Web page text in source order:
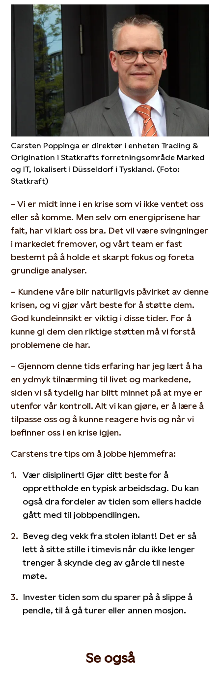
Carsten Poppinga er direktør i enheten Trading &
Origination i Statkrafts forretningsområde Marked
og IT, lokalisert i Düsseldorf i Tyskland. (Foto:
Statkraft)
– Vi er midt inne i en krise som vi ikke ventet oss
eller så komme. Men selv om energiprisene har
falt, har vi klart oss bra. Det vil være svingninger
i markedet fremover, og vårt team er fast
bestemt på å holde et skarpt fokus og foreta
grundige analyser.
– Kundene våre blir naturligvis påvirket av denne
krisen, og vi gjør vårt beste for å støtte dem.
God kundeinnsikt er viktig i disse tider. For å
kunne gi dem den riktige støtten må vi forstå
problemene de har.
– Gjennom denne tids erfaring har jeg lært å ha
en ydmyk tilnærming til livet og markedene,
siden vi så tydelig har blitt minnet på at mye er
utenfor vår kontroll. Alt vi kan gjøre, er å lære å
tilpasse oss og å kunne reagere hvis og når vi
befinner oss i en krise igjen.
Carstens tre tips om å jobbe hjemmefra:
Vær disiplinert! Gjør ditt beste for å
opprettholde en typisk arbeidsdag. Du kan
også dra fordeler av tiden som ellers hadde
gått med til jobbpendlingen.
Beveg deg vekk fra stolen iblant! Det er så
lett å sitte stille i timevis når du ikke lenger
trenger å skynde deg av gårde til neste
møte.
Invester tiden som du sparer på å slippe å
pendle, til å gå turer eller annen mosjon.
Se også